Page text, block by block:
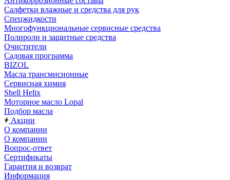
Салфетки влажные и средства для рук
Спецжидкости
Многофункциональные сервисные средства
Полироли и защитные средства
Очистители
Садовая программа
BIZOL
Масла трансмисионные
Сервисная химия
Shell Helix
Моторное масло Lopal
Подбор масла
Акции
О компании
О компании
Вопрос-ответ
Сертификаты
Гарантия и возврат
Информация